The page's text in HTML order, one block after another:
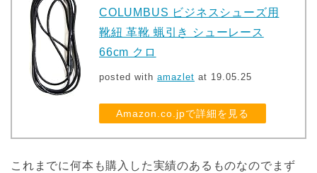
COLUMBUS ビジネスシューズ用
靴紐 革靴 蝋引き シューレース
66cm クロ
posted with amazlet at 19.05.25
Amazon.co.jpで詳細を見る
これまでに何本も購入した実績のあるものなのでまず